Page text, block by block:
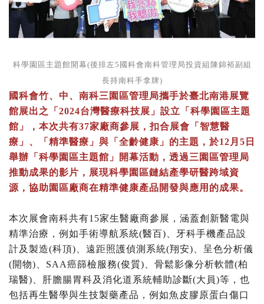
科學園區主題館開幕(後排左5國科會南科管理局投資組陳錦裕副組
長持南科手拿牌)
國科會竹、中、南科三園區管理局攜手於臺北南港展覽
館展出之「2024台灣醫療科技展」設立「科學園區主題
館」，本次共有37家廠商參展，扣合展會「智慧醫
療」、「精準醫療」與「全齡健康」的主題，於12月5日
舉辦「科學園區主題館」開幕活動，透過三園區管理局
推動成果的影片，展現科學園區鏈結產學研醫跨域資
源，協助園區廠商在精準健康產品開發與應用的成果。
本次展會南科共有15家生醫廠商參展，涵蓋創新醫電與
精準治療，例如手術導航系統(醫百)、牙科手機產品設
計及製造(科頂)、遠距照護偵測系統(翔安)、呈色分析儀
(開物)、SAA癌篩檢服務(俊質)、骨鬆影像分析軟體(柏
瑞醫)、肝膽腸胃科及消化道系統輔助診斷(大員)等，也
包括再生醫學與生技製藥產品，例如魚皮膠原蛋白傷口